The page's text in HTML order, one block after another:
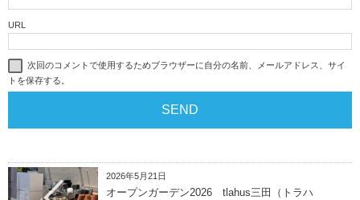
URL
次回のコメントで使用するためブラウザーに自分の名前、メールアドレス、サイ
トを保存する。
2026年5月21日
オープンガーデン2026 tlahus三田（トラハ